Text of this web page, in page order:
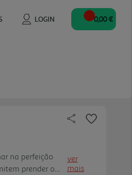
LOGIN 0,00 €
na perfeição
prender o
ver
mais